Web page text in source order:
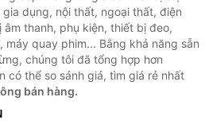
dụng, nội thất, ngoại thất, điện
thanh, phụ kiện, thiết bị đeo,
máy quay phim... Bằng khả năng sẵn
chúng tôi đã tổng hợp hơn
có thể so sánh giá, tìm giá rẻ nhất
bán hàng.